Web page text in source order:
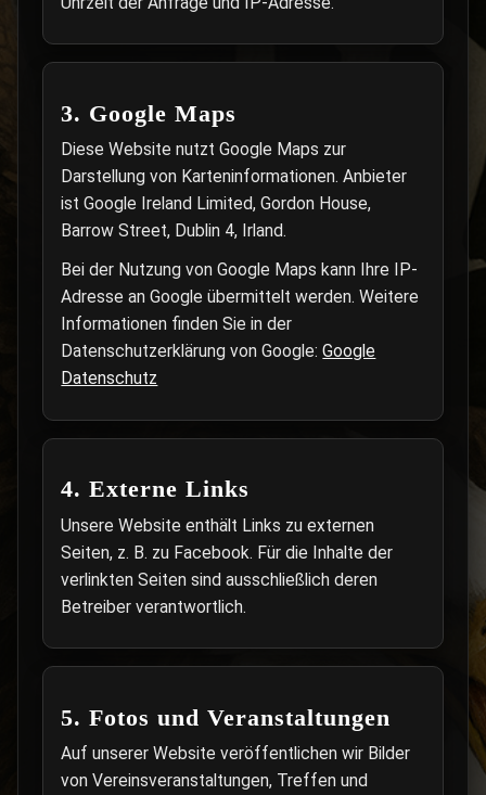
3. Google Maps
Diese Website nutzt Google Maps zur
Darstellung von Karteninformationen. Anbieter
ist Google Ireland Limited, Gordon House,
Barrow Street, Dublin 4, Irland.
Bei der Nutzung von Google Maps kann Ihre IP-
Adresse an Google übermittelt werden. Weitere
Informationen finden Sie in der
Datenschutzerklärung von Google:Google
Datenschutz
4. Externe Links
Unsere Website enthält Links zu externen
Seiten, z. B. zu Facebook. Für die Inhalte der
verlinkten Seiten sind ausschließlich deren
Betreiber verantwortlich.
5. Fotos und Veranstaltungen
Auf unserer Website veröffentlichen wir Bilder
von Vereinsveranstaltungen, Treffen und